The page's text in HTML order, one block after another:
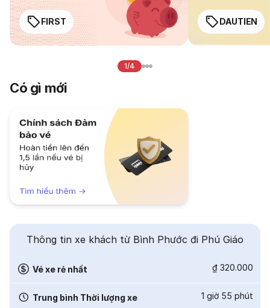
FIRST DAUTIEN
1/4
Có gì mới
Thông tin xe khách từ Bình Phước đi Phú Giáo
Vé xe rẻ nhất ₫ 320.000
Trung bình Thời lượng xe 1 giờ 55 phút